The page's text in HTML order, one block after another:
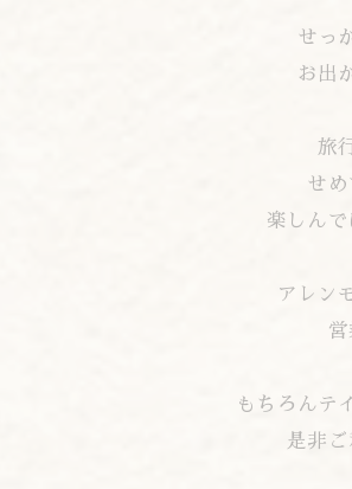
せっ
お出
旅
せめ
楽しんで
アレン
もちろんテ
是非ご